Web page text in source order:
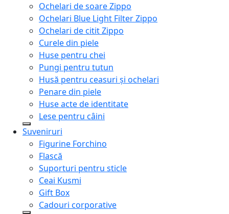
Ochelari de soare Zippo
Ochelari Blue Light Filter Zippo
Ochelari de citit Zippo
Curele din piele
Huse pentru chei
Pungi pentru tutun
Husă pentru ceasuri și ochelari
Penare din piele
Huse acte de identitate
Lese pentru câini
Suveniruri
Figurine Forchino
Flască
Suporturi pentru sticle
Ceai Kusmi
Gift Box
Cadouri corporative